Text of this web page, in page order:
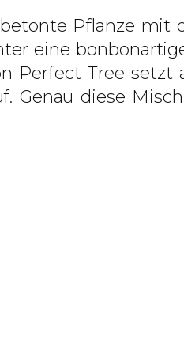
Pflanze mit
eine
Perfect Tree setzt
Genau diese